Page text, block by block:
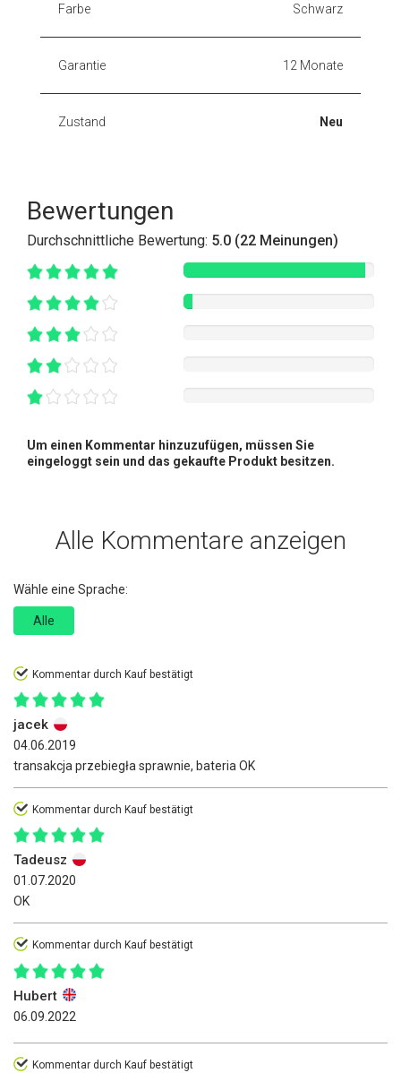
Farbe Schwarz
Garantie 12 Monate
Zustand Neu
Bewertungen
Durchschnittliche Bewertung: 5.0 (22 Meinungen)
Um einen Kommentar hinzuzufügen, müssen Sie
eingeloggt sein und das gekaufte Produkt besitzen.
Alle Kommentare anzeigen
Wähle eine Sprache:
Alle
Kommentar durch Kauf bestätigt
jacek
04.06.2019
transakcja przebiegła sprawnie, bateria OK
Kommentar durch Kauf bestätigt
Tadeusz
01.07.2020
OK
Kommentar durch Kauf bestätigt
Hubert
06.09.2022
Kommentar durch Kauf bestätigt